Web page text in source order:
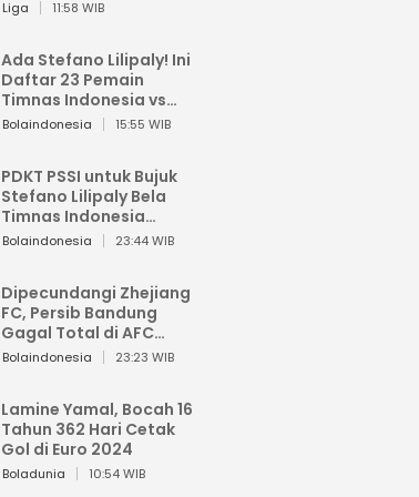
Liga 11:58 WIB
Ada Stefano Lilipaly! Ini
Daftar 23 Pemain
Timnas Indonesia vs
China
Bolaindonesia 15:55 WIB
PDKT PSSI untuk Bujuk
Stefano Lilipaly Bela
Timnas Indonesia
Berakhir Berantakan
Bolaindonesia 23:44 WIB
Dipecundangi Zhejiang
FC, Persib Bandung
Gagal Total di AFC
Champions League Two
Bolaindonesia 23:23 WIB
Lamine Yamal, Bocah 16
Tahun 362 Hari Cetak
Gol di Euro 2024
Boladunia 10:54 WIB